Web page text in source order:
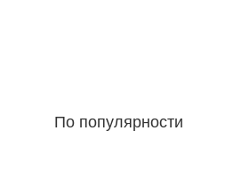
По популярности